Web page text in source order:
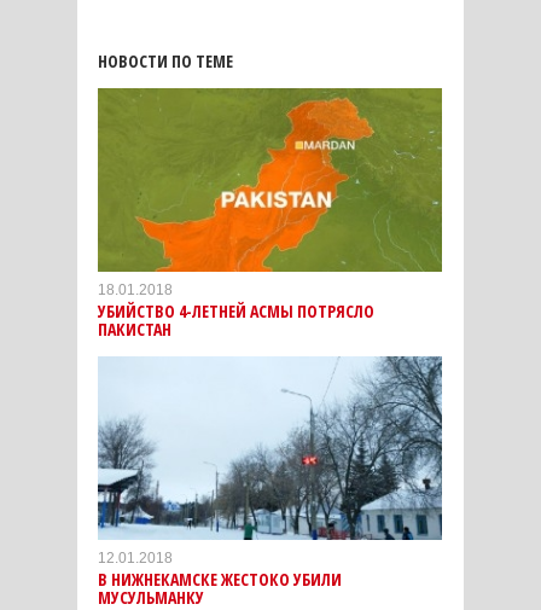
НОВОСТИ ПО ТЕМЕ
18.01.2018
УБИЙСТВО 4-ЛЕТНЕЙ АСМЫ ПОТРЯСЛО
ПАКИСТАН
12.01.2018
В НИЖНЕКАМСКЕ ЖЕСТОКО УБИЛИ
МУСУЛЬМАНКУ